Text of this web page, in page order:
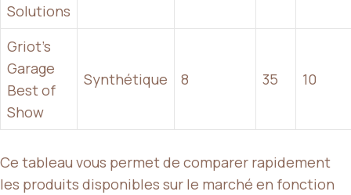
Solutions
Griot’s
Garage
Best of
Show
Synthétique 8 35 10
Ce tableau vous permet de comparer rapidement
les produits disponibles sur le marché en fonction